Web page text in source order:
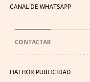
CANAL DE WHATSAPP
CONTACTAR
HATHOR PUBLICIDAD